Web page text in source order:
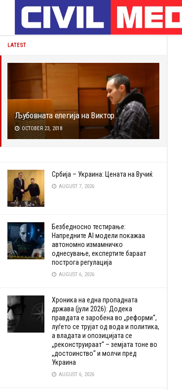
LATEST
Љубовната елегија на Виктор
OCTOBER 23, 2018
Србија – Украина: Цената на Вучиќ
AUGUST 7, 2026
Безбедносно тестирање:
Напредните AI модели покажаа
автономно измамничко
однесување, експертите бараат
построга регулација
AUGUST 6, 2026
Хроника на една пропадната
држава (јули 2026): Додека
правдата е заробена во „реформи“,
луѓето се трујат од вода и политика,
а владата и опозицијата се
„реконструираат“ – земјата тоне во
„достоинство“ и молчи пред
Украина
AUGUST 6, 2026